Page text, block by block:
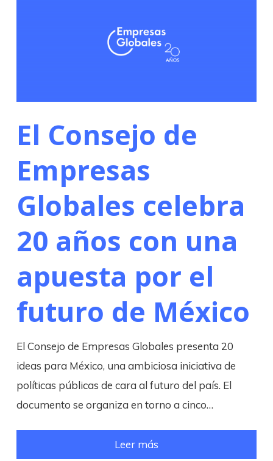
El Consejo de
Empresas
Globales celebra
20 años con una
apuesta por el
futuro de México
El Consejo de Empresas Globales presenta 20
ideas para México, una ambiciosa iniciativa de
políticas públicas de cara al futuro del país. El
documento se organiza en torno a cinco…
Leer más